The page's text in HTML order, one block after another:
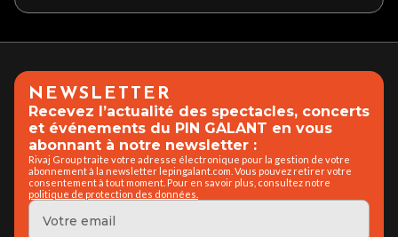
NEWSLETTER
Recevez l’actualité des spectacles, concerts
et événements du PIN GALANT en vous
abonnant à notre newsletter :
Rivaj Group traite votre adresse électronique pour la gestion de votre
abonnement à la newsletter lepingalant.com. Vous pouvez retirer votre
consentement à tout moment. Pour en savoir plus, consultez notre
politique de protection des données.